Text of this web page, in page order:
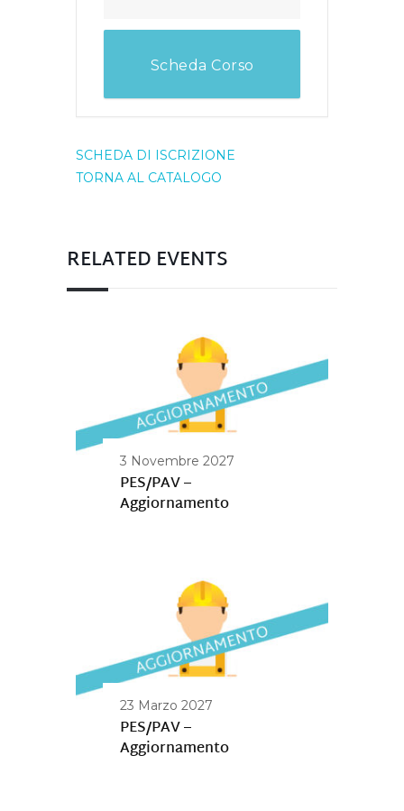
Scheda Corso
SCHEDA DI ISCRIZIONE
TORNA AL CATALOGO
RELATED EVENTS
3 Novembre 2027
PES/PAV –
Aggiornamento
23 Marzo 2027
PES/PAV –
Aggiornamento